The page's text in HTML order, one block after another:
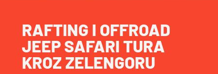
RAFTING I OFFROAD
JEEP SAFARI TURA
KROZ ZELENGORU